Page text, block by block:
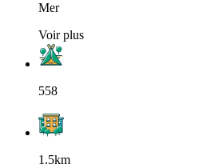
Mer
Voir plus
558
1.5km